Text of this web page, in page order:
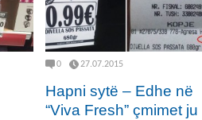
0 27.07.2015
Hapni sytë – Edhe në
“Viva Fresh” çmimet ju